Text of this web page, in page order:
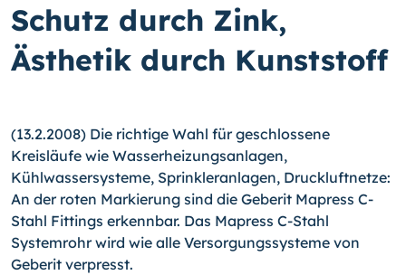
Schutz durch Zink,
Ästhetik durch Kunststoff
(13.2.2008) Die richtige Wahl für geschlossene
Kreisläufe wie Wasserheizungsanlagen,
Kühlwassersysteme, Sprinkleranlagen, Druckluftnetze:
An der roten Markierung sind die Geberit Mapress C-
Stahl Fittings erkennbar. Das Mapress C-Stahl
Systemrohr wird wie alle Versorgungssysteme von
Geberit verpresst.